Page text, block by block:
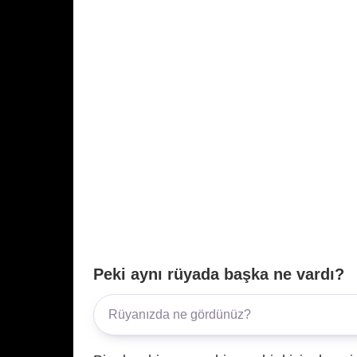
Peki aynı rüyada başka ne vardı?